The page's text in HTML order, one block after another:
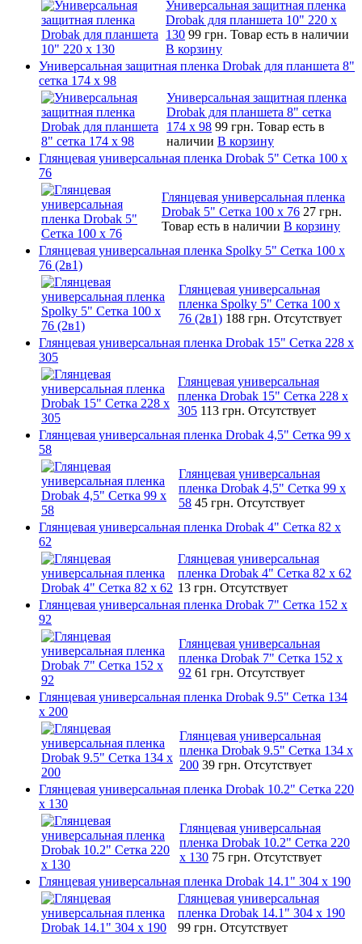
Универсальная защитная пленка
Drobak для планшета 10" 220 x
130 99 грн. Товар есть в наличии
В корзину
Универсальная защитная пленка Drobak для планшета 8"
сетка 174 x 98
Универсальная защитная пленка
Drobak для планшета 8" сетка
174 x 98 99 грн. Товар есть в
наличии В корзину
Глянцевая универсальная пленка Drobak 5" Сетка 100 x
76
Глянцевая универсальная пленка
Drobak 5" Сетка 100 x 76 27 грн.
Товар есть в наличии В корзину
Глянцевая универсальная пленка Spolky 5" Сетка 100 x
76 (2в1)
Глянцевая универсальная
пленка Spolky 5" Сетка 100 x
76 (2в1) 188 грн. Отсутствует
Глянцевая универсальная пленка Drobak 15" Сетка 228 x
305
Глянцевая универсальная
пленка Drobak 15" Сетка 228 x
305 113 грн. Отсутствует
Глянцевая универсальная пленка Drobak 4,5" Сетка 99 x
58
Глянцевая универсальная
пленка Drobak 4,5" Сетка 99 x
58 45 грн. Отсутствует
Глянцевая универсальная пленка Drobak 4" Сетка 82 x
62
Глянцевая универсальная
пленка Drobak 4" Сетка 82 x 62
13 грн. Отсутствует
Глянцевая универсальная пленка Drobak 7" Сетка 152 x
92
Глянцевая универсальная
пленка Drobak 7" Сетка 152 x
92 61 грн. Отсутствует
Глянцевая универсальная пленка Drobak 9.5" Сетка 134
x 200
Глянцевая универсальная
пленка Drobak 9.5" Сетка 134 x
200 39 грн. Отсутствует
Глянцевая универсальная пленка Drobak 10.2" Сетка 220
x 130
Глянцевая универсальная
пленка Drobak 10.2" Сетка 220
x 130 75 грн. Отсутствует
Глянцевая универсальная пленка Drobak 14.1" 304 х 190
Глянцевая универсальная
пленка Drobak 14.1" 304 х 190
99 грн. Отсутствует